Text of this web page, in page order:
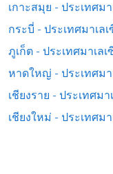
เกาะสมุย - ประเทศมา
กระบี่ - ประเทศมาเลเ
ภูเก็ต - ประเทศมาเลเ
หาดใหญ่ - ประเทศมา
เชียงราย - ประเทศมา
เชียงใหม่ - ประเทศมา